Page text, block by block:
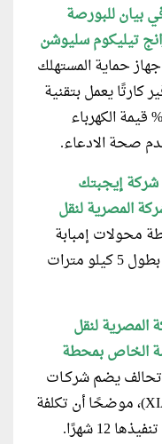
بيان للبورصة
تيليكوم سليوشن
جهاز حماية المستهلك
كارتًا يعمل بتقنية
النانو تكنولوجي لتوفير أكثر من 30% قيمة الكهرباء
صحة الادعاء.
شركة إيجبتك
المصرية لنقل
محولات إمبابة
الجديدة بمحطة محولات المعمدية بطول 5 كيلو مترات
لنقل
الخاص بمحطة
يضم شركـات
(XIAN – XD-EGEMAC – EGEMAC)، موضحًا أن تكلفة